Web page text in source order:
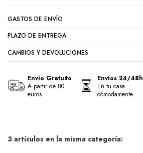
GASTOS DE ENVÍO
PLAZO DE ENTREGA
CAMBIOS Y DEVOLUCIONES
Envío Gratuito
A partir de 80
euros
Envíos 24/48h
En tu casa
cómodamente
3 artículos en la misma categoría: